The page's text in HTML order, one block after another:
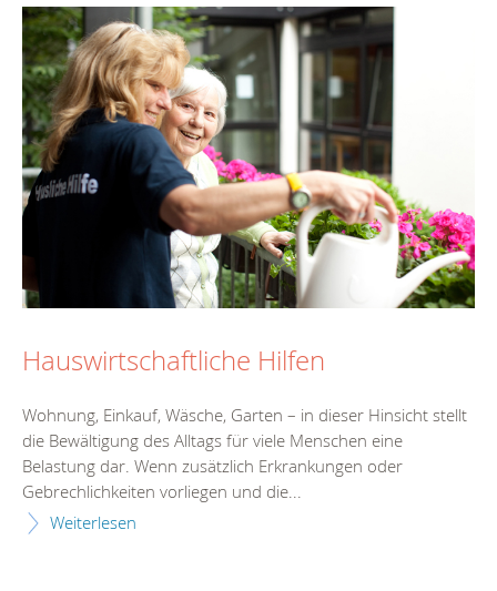
Hauswirtschaftliche Hilfen
Wohnung, Einkauf, Wäsche, Garten – in dieser Hinsicht stellt
die Bewältigung des Alltags für viele Menschen eine
Belastung dar. Wenn zusätzlich Erkrankungen oder
Gebrechlichkeiten vorliegen und die...
Weiterlesen